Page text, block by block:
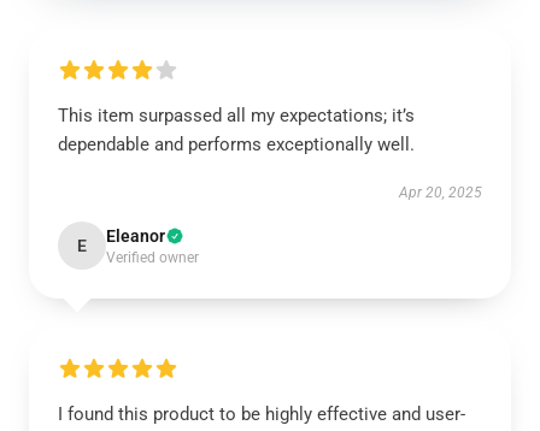
This item surpassed all my expectations; it’s
dependable and performs exceptionally well.
Apr 20, 2025
E Eleanor
Verified owner
I found this product to be highly effective and user-